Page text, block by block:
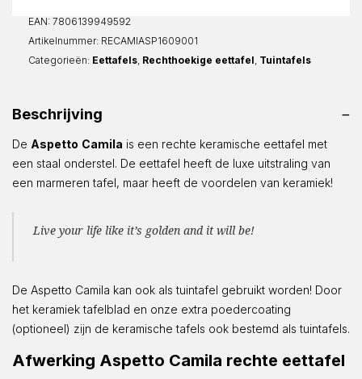
EAN: 7806139949592
Artikelnummer: RECAMIASP1609001
Categorieën: Eettafels Rechthoekige eettafel Tuintafels
Beschrijving
De Aspetto Camila is een rechte keramische eettafel met
een staal onderstel. De eettafel heeft de luxe uitstraling van
een marmeren tafel, maar heeft de voordelen van keramiek!
Live your life like it’s golden and it will be!
De Aspetto Camila kan ook als tuintafel gebruikt worden! Door
het keramiek tafelblad en onze extra poedercoating
(optioneel) zijn de keramische tafels ook bestemd als tuintafels.
Afwerking Aspetto Camila rechte eettafel